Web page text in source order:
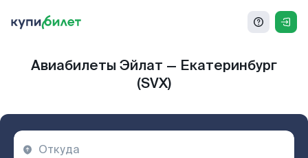
Авиабилеты Эйлат — Екатеринбург
(SVX)